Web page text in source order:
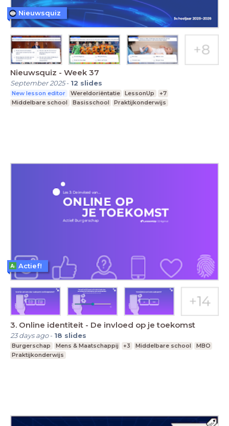
Nieuwsquiz - Week 37
September 2025- 12 slides
New lesson editor Wereldoriëntatie LessonUp
+7
Middelbare school
Basisschool Praktijkonderwijs
Nieuwsquiz
3. Online identiteit - De invloed op je toekomst
23 days ago- 18 slides
Burgerschap Mens & Maatschappij +3 Middelbare school
MBO
Praktijkonderwijs
Actief!